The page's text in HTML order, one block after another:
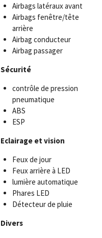
Airbags latéraux avant
Airbags fenêtre/tête
arrière
Airbag conducteur
Airbag passager
Sécurité
contrôle de pression
pneumatique
ABS
ESP
Eclairage et vision
Feux de jour
Feux arrière à LED
lumière automatique
Phares LED
Détecteur de pluie
Divers